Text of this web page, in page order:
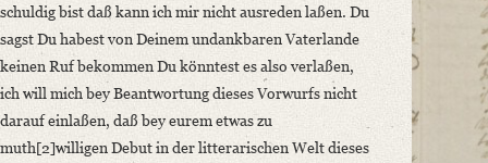
schuldig bist daß kann ich mir nicht ausreden laßen. Du
sagst Du habest von Deinem undankbaren Vaterlande
keinen Ruf bekommen Du könntest es also verlaßen,
ich will mich bey Beantwortung dieses Vorwurfs nicht
darauf einlaßen, daß bey eurem etwas zu
muth[2]willigen Debut in der litterarischen Welt dieses